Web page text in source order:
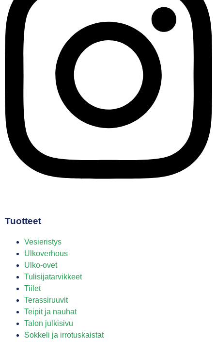
Tuotteet
Vesieristys
Ulkoverhous
Ulko-ovet
Tulisijatarvikkeet
Tiilet
Terassiruuvit
Teipit ja nauhat
Talon julkisivu
Sokkeli ja irrotuskaistat